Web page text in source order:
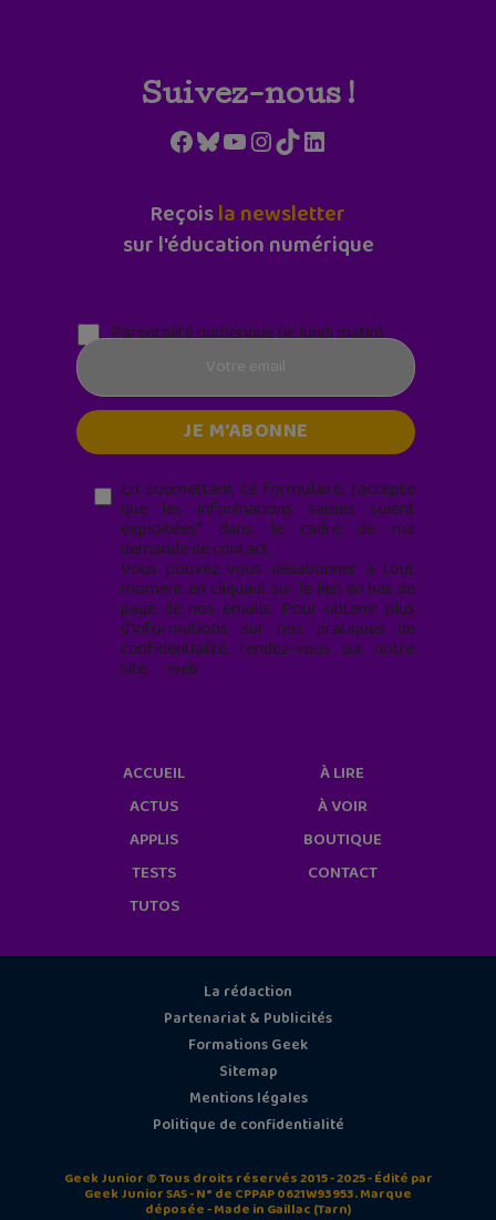
Suivez-nous !
Facebook
Bluesky
YouTube
Instagram
TikTokLinkedIn
Reçoisla newsletter
sur l'éducation numérique
Parentalité numérique (le lundi matin)
En soumettant ce formulaire, j’accepte
que les informations saisies soient
exploitées* dans le cadre de ma
demande de contact.
Vous pouvez vous désabonner à tout
moment en cliquant sur le lien en bas de
page de nos emails. Pour obtenir plus
d'informations sur nos pratiques de
confidentialité, rendez-vous sur notre
site web
ACCUEIL
ACTUS
APPLIS
TESTS
TUTOS
À LIRE
À VOIR
BOUTIQUE
CONTACT
La rédaction
Partenariat & Publicités
Formations Geek
Sitemap
Mentions légales
Politique de confidentialité
Geek Junior © Tous droits réservés 2015 - 2025 - Édité par
Geek Junior SAS - N° de CPPAP 0621W93953. Marque
déposée - Made in Gaillac (Tarn)